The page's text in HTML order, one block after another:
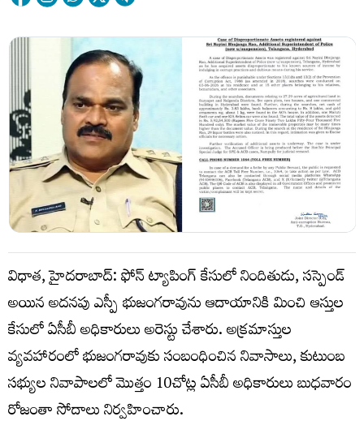
విధాత, హైదరాబాద్: ఫోన్‌ ట్యాపింగ్‌ కేసులో నిందితుడు, సస్పెండ్
అయిన అదనపు ఎస్పీ భుజంగరావును ఆదాయానికి మించి ఆస్తుల
కేసులో ఏసీబీ అధికారులు అరెస్టు చేశారు. అక్రమాస్తుల
వ్యవహారంలో భుజంగరావుకు సంబంధించిన నివాసాలు, కుటుంబ
సభ్యుల నివాపాలలో మొత్తం 10చోట్ల ఏసీబీ అధికారులు బుధవారం
రోజంతా సోదాలు నిర్వహించారు.